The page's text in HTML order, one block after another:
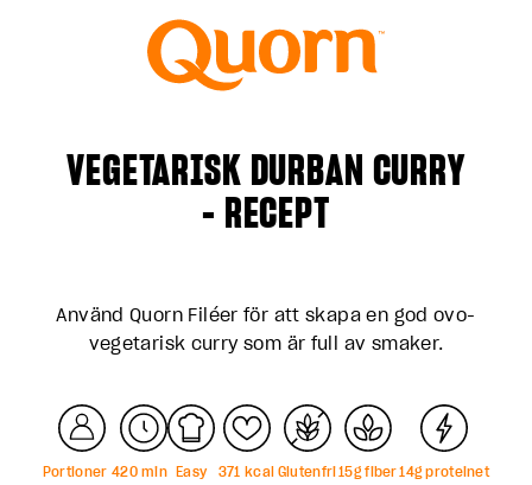
VEGETARISK DURBAN CURRY
- RECEPT
Använd Quorn Filéer för att skapa en god ovo-
vegetarisk curry som är full av smaker.
Portioner 420min Easy 371 kcal Glutenfri15g fiber14g proteinet